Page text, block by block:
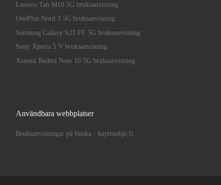
Lenovo Tab M10 5G bruksanvisning
OnePlus Nord 3 5G bruksanvisning
Samsung Galaxy S23 FE 5G bruksanvisning
Sony Xperia 5 V bruksanvisning
Xiaomi Redmi Note 10 5G bruksanvisning
Användbara webbplatser
Bruksanvisningar på finska - kayttoohje.fi